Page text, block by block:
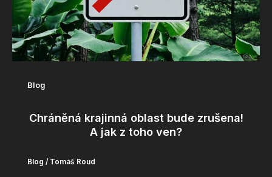
Blog
Chráněná krajinná oblast bude zrušena!
A jak z toho ven?
Blog / Tomáš Roud